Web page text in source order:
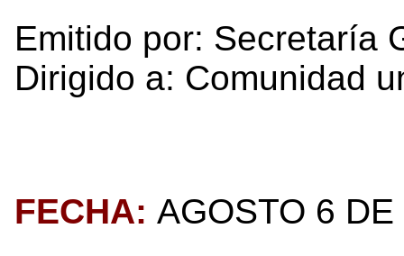
Emitido por: Secretaría
Dirigido a: Comunidad
FECHA: AGOSTO 6